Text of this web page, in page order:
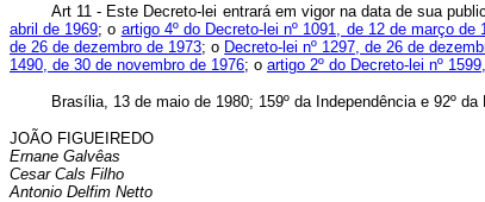
Art 11 - Este Decreto-lei entrará em vigor na data de sua
abril de 1969; o artigo 4º do Decreto-lei nº 1091, de 12 de março de
de 26 de dezembro de 1973; o Decreto-lei nº 1297, de 26 de
1490, de 30 de novembro de 1976; o artigo 2º do Decreto-lei nº
Brasília, 13 de maio de 1980; 159º da Independência e 92º da
JOÃO FIGUEIREDO
Ernane Galvêas
Cesar Cals Filho
Antonio Delfim Netto